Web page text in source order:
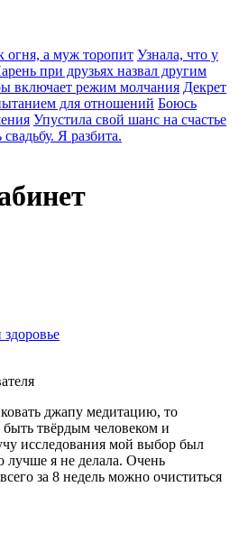
огня, а муж торопит Узнала, что у
при друзьях назвал другим
включает режим молчания Декрет
для отношений Боюсь
Упустила свой шанс на счастье
Я разбита.
джапу медитацию, то
быть твёрдым человеком и
исследования мой выбор был
я не делала. Очень
за 8 недель можно очиститься